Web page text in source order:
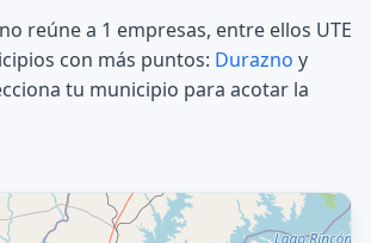
reúne a 1 empresas, entre ellos UTE
con más puntos: Durazno y
tu municipio para acotar la